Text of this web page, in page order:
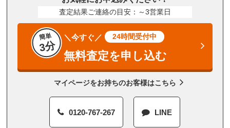
査定結果ご連絡の目安：～3営業日
簡単
3分
＼今すぐ／ 24時間受付中
無料査定を申し込む
マイページをお持ちのお客様はこちら
0120-767-267 LINE